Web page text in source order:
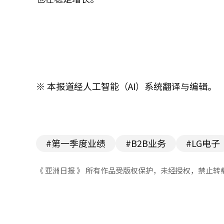
※ 本报道经人工智能（AI）系统翻译与编辑。
#第一季度业绩 #B2B业务 #LG电子
《 亚洲日报 》 所有作品受版权保护，未经授权，禁止转